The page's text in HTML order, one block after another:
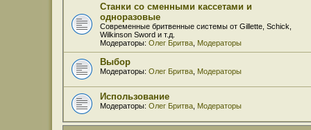
Станки со сменными кассетами и
одноразовые
Современные бритвенные системы от Gillette, Schick,
Wilkinson Sword и т.д.
Модераторы: Олег Бритва Модераторы
Выбор
Модераторы: Олег Бритва Модераторы
Использование
Модераторы: Олег Бритва Модераторы